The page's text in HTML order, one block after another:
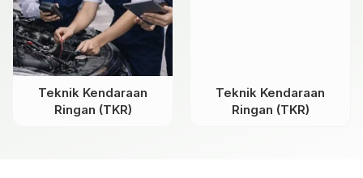
Teknik Kendaraan
Ringan (TKR)
Teknik Kendaraan
Ringan (TKR)